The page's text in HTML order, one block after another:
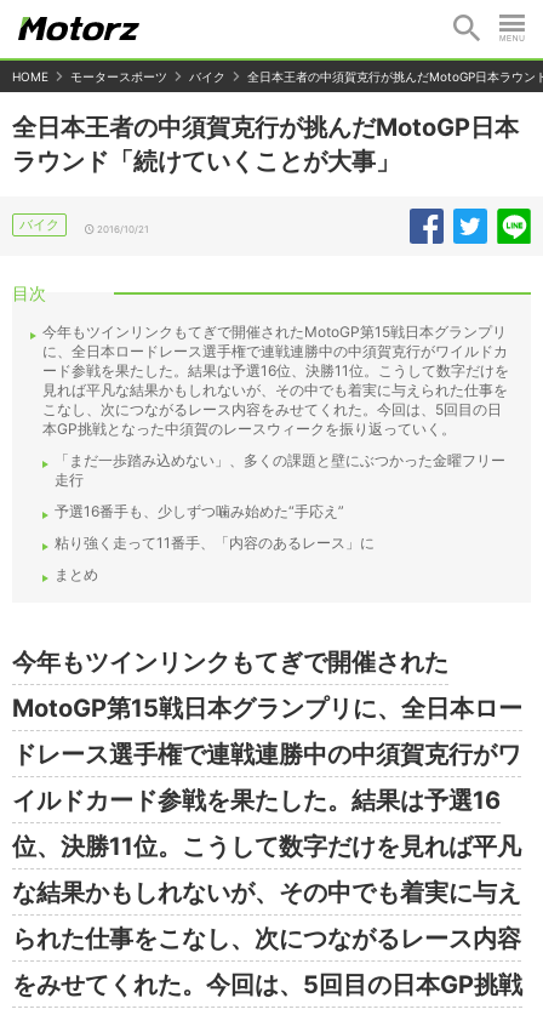
HOME モータースポーツ バイク 全日本王者の中須賀克行が挑んだMotoGP日本ラウン
全日本王者の中須賀克行が挑んだMotoGP日本
ラウンド「続けていくことが大事」
バイク 2016/10/21
目次
今年もツインリンクもてぎで開催されたMotoGP第15戦日本グランプリ
に、全日本ロードレース選手権で連戦連勝中の中須賀克行がワイルドカ
ード参戦を果たした。結果は予選16位、決勝11位。こうして数字だけを
見れば平凡な結果かもしれないが、その中でも着実に与えられた仕事を
こなし、次につながるレース内容をみせてくれた。今回は、5回目の日
本GP挑戦となった中須賀のレースウィークを振り返っていく。
「まだ一歩踏み込めない」、多くの課題と壁にぶつかった金曜フリー
走行
予選16番手も、少しずつ噛み始めた“手応え”
粘り強く走って11番手、「内容のあるレース」に
まとめ
今年もツインリンクもてぎで開催された
MotoGP第15戦日本グランプリに、全日本ロー
ドレース選手権で連戦連勝中の中須賀克行がワ
イルドカード参戦を果たした。結果は予選16
位、決勝11位。こうして数字だけを見れば平凡
な結果かもしれないが、その中でも着実に与え
られた仕事をこなし、次につながるレース内容
をみせてくれた。今回は、5回目の日本GP挑戦